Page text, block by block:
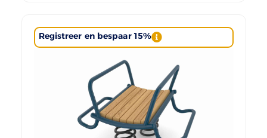
Registreer en bespaar 15%